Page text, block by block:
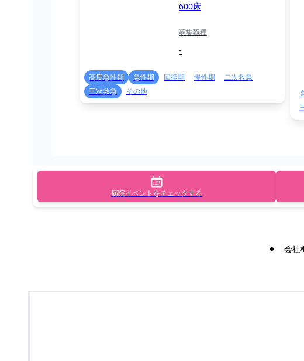
600床
募集職種
-
高度急性期 急性期 回復期 慢性期
二次救急
三次救急
その他
病院イベントをチェックする
会社